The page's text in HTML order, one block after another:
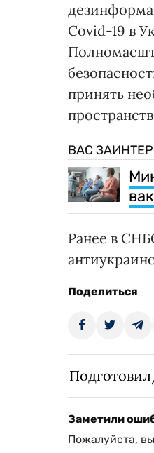
Covid-19 в
принять
ВАС
Ранее в
Поделиться
Заметили
Пожалуйста,